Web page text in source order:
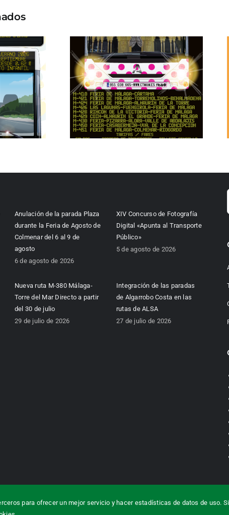
Anulación de la parada Plaza
durante la Feria de Agosto de
Colmenar del 6 al 9 de
agosto
6 de agosto de 2026
XIV Concurso de Fotografía
Digital «Apunta al Transporte
Público»
5 de agosto de 2026
Nueva ruta M-380 Málaga-
Torre del Mar Directo a partir
del 30 de julio
29 de julio de 2026
Integración de las paradas
de Algarrobo Costa en las
rutas de ALSA
27 de julio de 2026
para ofrecer un mejor servicio y hacer estadísticas de datos de uso.